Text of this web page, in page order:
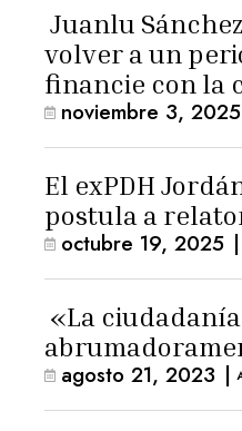
Juanlu
volver a un
financie con la
los lectores»
noviembre 3, 2025
El exPDH
postula a
octubre 19, 2025 |
«La
agosto 21, 2023 |